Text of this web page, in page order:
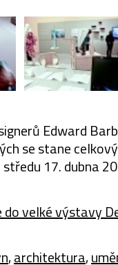
Edward
se stane
17. dubna
do velké výstavy
,architektura,